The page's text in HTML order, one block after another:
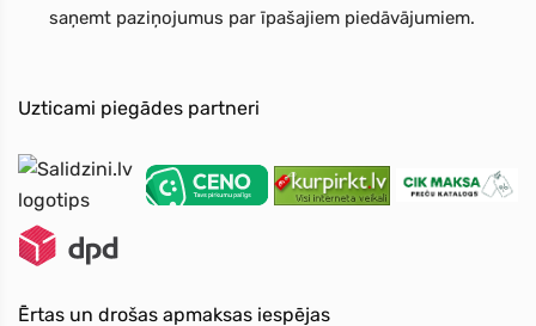
saņemt paziņojumus par īpašajiem piedāvājumiem.
Uzticami piegādes partneri
Ērtas un drošas apmaksas iespējas